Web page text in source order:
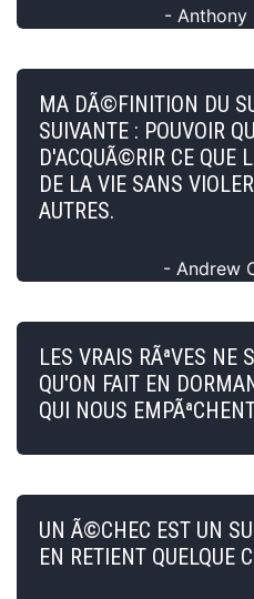
- Anthony
MA DÃ©FINITION DU
SUIVANTE : POUVOIR
D'ACQUÃ©RIR CE QUE
DE LA VIE SANS
AUTRES.
- Andrew
LES VRAIS RÃªVES NE
QU'ON FAIT EN
QUI NOUS
UN Ã©CHEC EST UN
EN RETIENT QUELQUE